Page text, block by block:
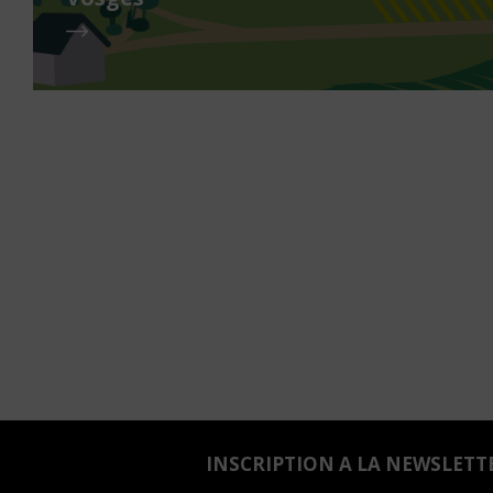
INSCRIPTION A LA